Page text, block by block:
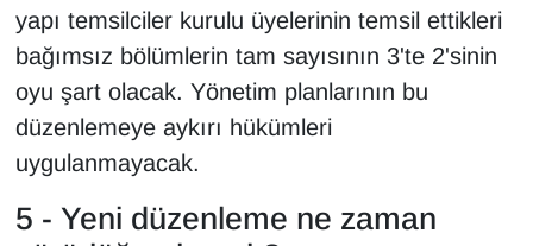
yapı temsilciler kurulu üyelerinin temsil ettikleri
bağımsız bölümlerin tam sayısının 3'te 2'sinin
oyu şart olacak. Yönetim planlarının bu
düzenlemeye aykırı hükümleri
uygulanmayacak.
5 - Yeni düzenleme ne zaman